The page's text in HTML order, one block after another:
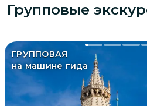
Групповые
ГРУППОВАЯ
на машине гида